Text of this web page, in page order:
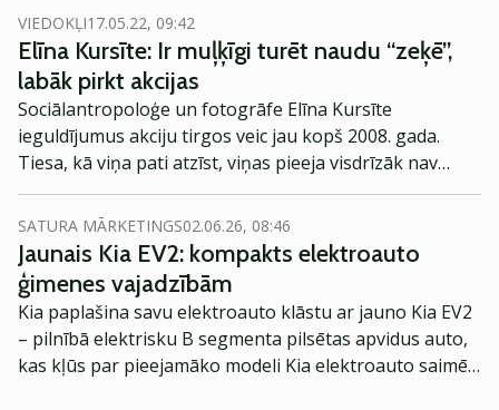
nesīs augļus - dividenžu vai arī akciju vērtības
pieaugumā. Aiga Pelane, Latvijas Radio Ziņu dienesta
producente, ir izvēlējusies šo ieguldījumu stratēģiju, un
viņas ceļš investīciju pasaulē aizsākās jau pirms 2008.
gada krīzes.
VIEDOKĻI17.05.22, 09:42
Elīna Kursīte: Ir muļķīgi turēt naudu “zeķē”,
labāk pirkt akcijas
Sociālantropoloģe un fotogrāfe Elīna Kursīte
ieguldījumus akciju tirgos veic jau kopš 2008. gada.
Tiesa, kā viņa pati atzīst, viņas pieeja visdrīzāk nav
pareizākā un drošākā, jo viņa neveic pamatīgas un
dziļas datu analīzes pirms akciju vai fondu iegādes,
vairāk paļaujas uz intuīciju un saviem ieradumiem. Vai
tā ir efektīva pieeja?
SATURA MĀRKETINGS02.06.26, 08:46
Jaunais Kia EV2: kompakts elektroauto
ģimenes vajadzībām
Kia paplašina savu elektroauto klāstu ar jauno Kia EV2
– pilnībā elektrisku B segmenta pilsētas apvidus auto,
kas kļūs par pieejamāko modeli Kia elektroauto saimē